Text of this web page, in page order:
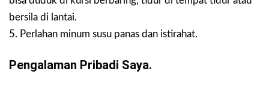
bersila di lantai.
5. Perlahan minum susu panas dan istirahat.
Pengalaman Pribadi Saya.